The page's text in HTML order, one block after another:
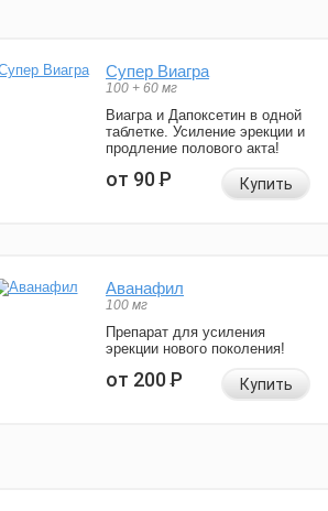
Супер Виагра
100 + 60 мг
Виагра и Дапоксетин в одной
таблетке. Усиление эрекции и
продление полового акта!
от 90Р Купить
Аванафил
100 мг
Препарат для усиления
эрекции нового поколения!
от 200Р Купить